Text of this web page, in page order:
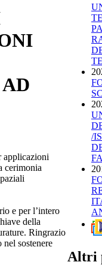
applicazioni
cerimonia
e per l’intero
della
Ringrazio
sostenere
/
Altri